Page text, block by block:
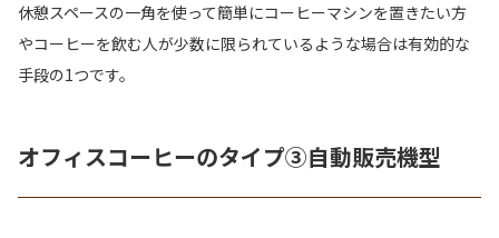
休憩スペースの一角を使って簡単にコーヒーマシンを置きたい方
やコーヒーを飲む人が少数に限られているような場合は有効的な
手段の1つです。
オフィスコーヒーのタイプ③自動販売機型